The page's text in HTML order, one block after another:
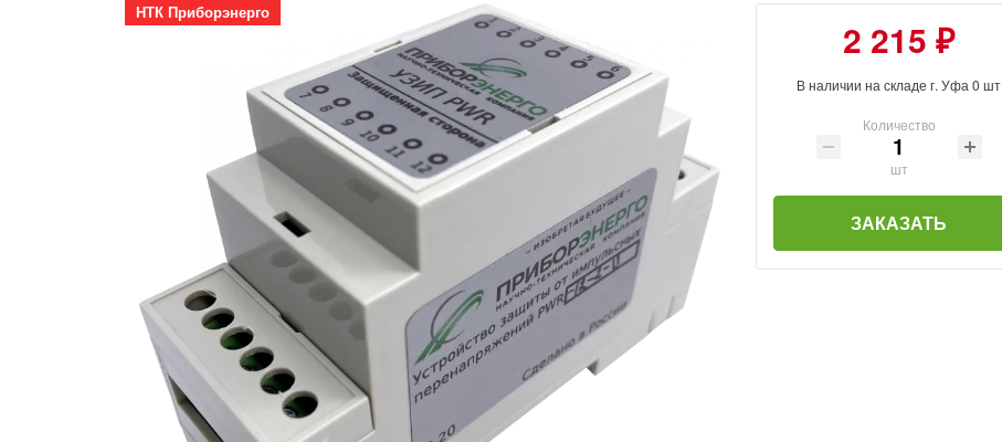
НТК Приборэнерго
2 215 ₽
В наличии на складе г. Уфа 0 шт
Количество
шт
ЗАКАЗАТЬ